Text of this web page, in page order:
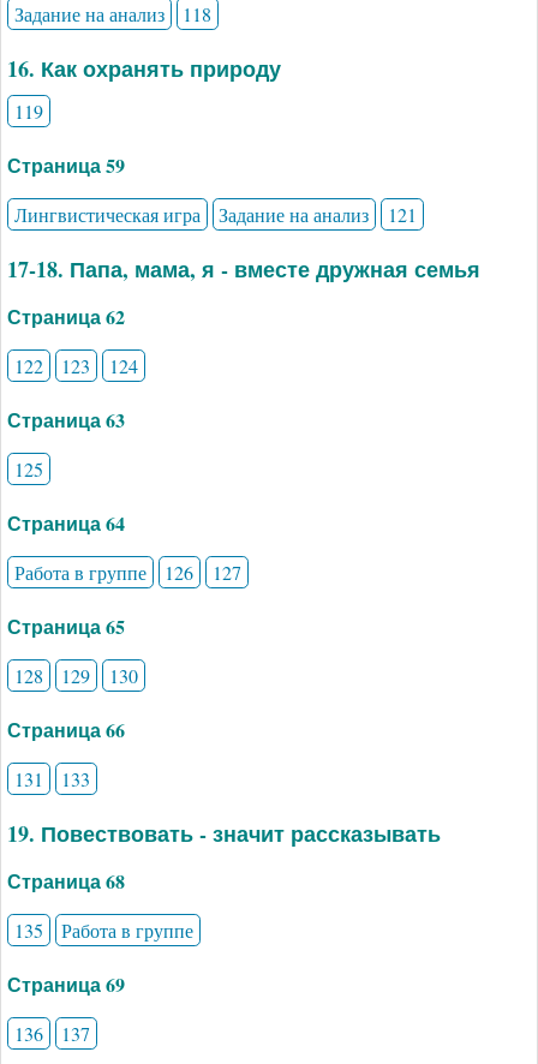
Задание на анализ 118
16. Как охранять природу
119
Страница 59
Лингвистическая игра Задание на анализ 121
17-18. Папа, мама, я - вместе дружная семья
Страница 62
122 123 124
Страница 63
125
Страница 64
Работа в группе 126 127
Страница 65
128 129 130
Страница 66
131 133
19. Повествовать - значит рассказывать
Страница 68
135 Работа в группе
Страница 69
136 137